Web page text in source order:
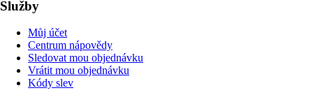
Služby
Můj účet
Centrum nápovědy
Sledovat mou objednávku
Vrátit mou objednávku
Kódy slev